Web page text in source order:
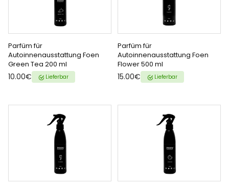
ZUM WARENKORB
HINZUFÜGEN
Parfüm für
Autoinnenausstattung Foen
Green Tea 200 ml
{{ name }} auf {{ platform }}
10.00€ Lieferbar
ZUM WARENKORB
HINZUFÜGEN
Parfüm für
Autoinnenausstattung Foen
Flower 500 ml
{{ name }} auf {{ platform }}
15.00€ Lieferbar